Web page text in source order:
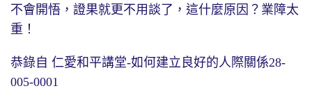
不會開悟，證果就更不用談了，這什麼原因？業障太
重！
恭錄自 仁愛和平講堂-如何建立良好的人際關係28-
005-0001